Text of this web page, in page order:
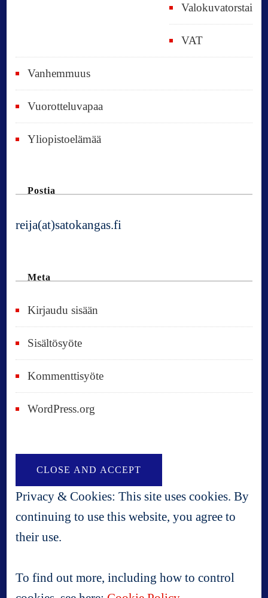
Valokuvatorstai
VAT
Vanhemmuus
Vuorotteluvapaa
Yliopistoelämää
Postia
reija(at)satokangas.fi
Meta
Kirjaudu sisään
Sisältösyöte
Kommenttisyöte
WordPress.org
Privacy & Cookies: This site uses cookies. By
continuing to use this website, you agree to
their use.
To find out more, including how to control